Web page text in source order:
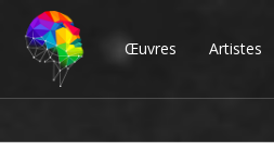
Œuvres Artistes